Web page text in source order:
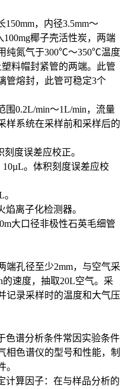
，内径3.5mm～
100mg椰子壳活性炭，两端
纯氮气于300℃～350℃温度
料帽封紧管的两端。此管
管熔封，此管可稳定3个
0.2L/min～1L/min，流量
样系统在采样前和采样后的
度误差应校正。
。体积刻度误差应校
离子化检测器。
大口径非极性石英毛细管
孔径至少2mm，与空气采
速度，抽取20L空气。采
记录采样时的温度和大气压
谱分析条件常因实验条件
相色谱仪的型号和性能，制
。
算因子：在与样品分析的